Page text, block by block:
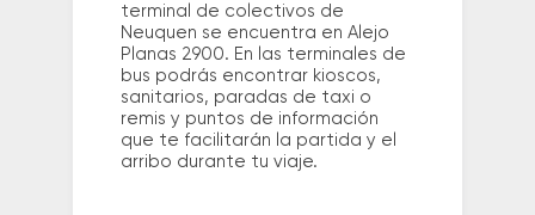
terminal de colectivos de
Neuquen se encuentra en Alejo
Planas 2900. En las terminales de
bus podrás encontrar kioscos,
sanitarios, paradas de taxi o
remis y puntos de información
que te facilitarán la partida y el
arribo durante tu viaje.